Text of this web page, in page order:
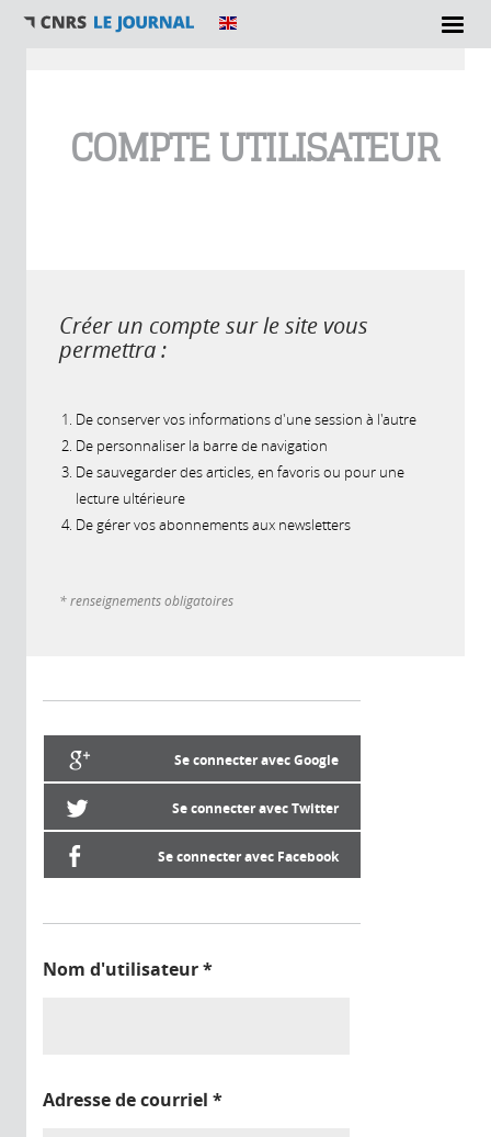
COMPTE UTILISATEUR
Créer un compte sur le site vous
permettra :
De conserver vos informations d'une session à l'autre
De personnaliser la barre de navigation
De sauvegarder des articles, en favoris ou pour une
lecture ultérieure
De gérer vos abonnements aux newsletters
* renseignements obligatoires
Se connecter avec Google
Se connecter avec Twitter
Se connecter avec Facebook
Nom d'utilisateur*
Adresse de courriel *